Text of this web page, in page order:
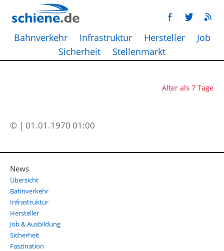
Bahnverkehr Infrastruktur Hersteller
Job
Sicherheit
Stellenmarkt
Älter als 7 Tage
© | 01.01.1970 01:00
News
Übersicht
Bahnverkehr
Infrastruktur
Hersteller
Job & Ausbildung
Sicherheit
Faszination